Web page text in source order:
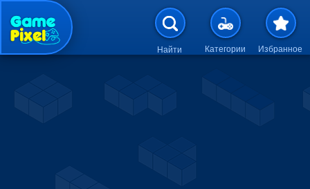
Перейти к основному
Найти Категории Избранное